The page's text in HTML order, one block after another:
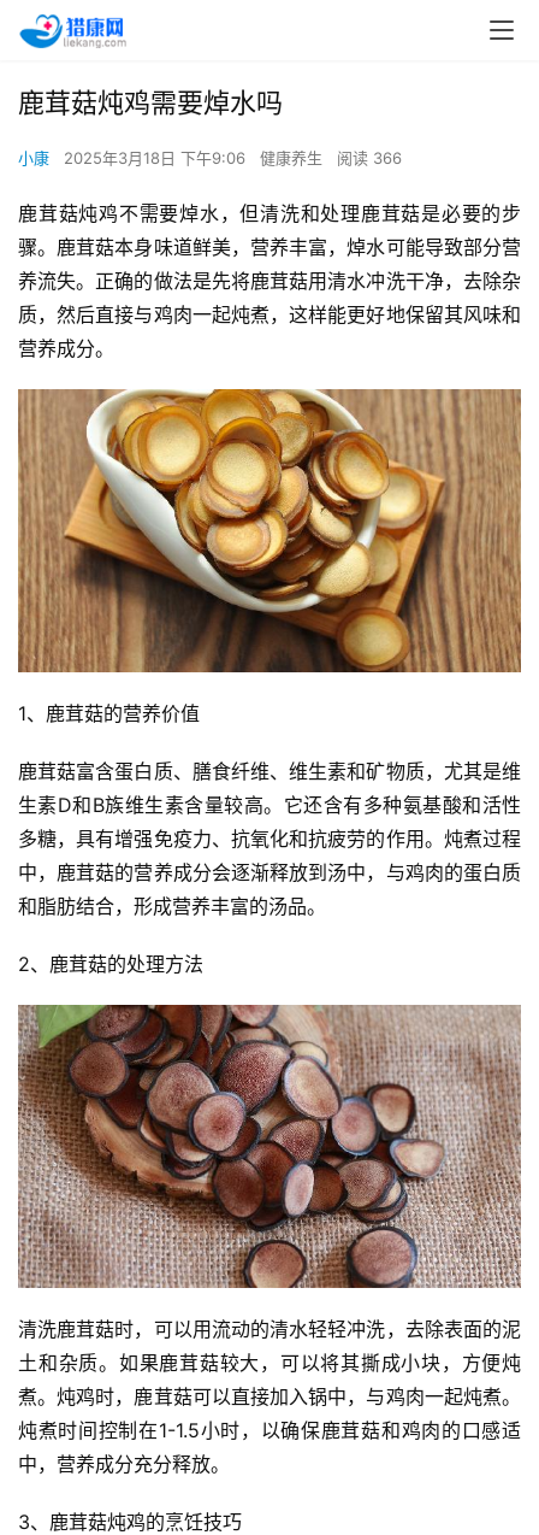
鹿茸菇炖鸡需要焯水吗
小康 2025年3月18日 下午9:06 健康养生 阅读 366
鹿茸菇炖鸡不需要焯水，但清洗和处理鹿茸菇是必要的步
骤。鹿茸菇本身味道鲜美，营养丰富，焯水可能导致部分营
养流失。正确的做法是先将鹿茸菇用清水冲洗干净，去除杂
质，然后直接与鸡肉一起炖煮，这样能更好地保留其风味和
营养成分。
1、鹿茸菇的营养价值
鹿茸菇富含蛋白质、膳食纤维、维生素和矿物质，尤其是维
生素D和B族维生素含量较高。它还含有多种氨基酸和活性
多糖，具有增强免疫力、抗氧化和抗疲劳的作用。炖煮过程
中，鹿茸菇的营养成分会逐渐释放到汤中，与鸡肉的蛋白质
和脂肪结合，形成营养丰富的汤品。
2、鹿茸菇的处理方法
清洗鹿茸菇时，可以用流动的清水轻轻冲洗，去除表面的泥
土和杂质。如果鹿茸菇较大，可以将其撕成小块，方便炖
煮。炖鸡时，鹿茸菇可以直接加入锅中，与鸡肉一起炖煮。
炖煮时间控制在1-1.5小时，以确保鹿茸菇和鸡肉的口感适
中，营养成分充分释放。
3、鹿茸菇炖鸡的烹饪技巧